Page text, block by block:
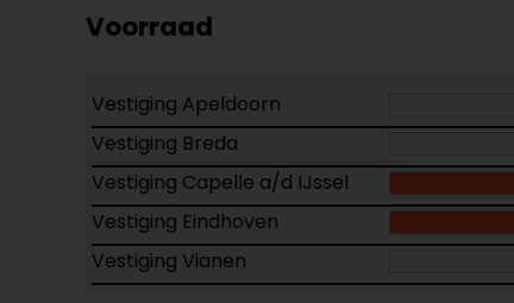
Voorraad
Vestiging Apeldoorn
Vestiging Breda
Vestiging Capelle a/d IJssel
Vestiging Eindhoven
Vestiging Vianen